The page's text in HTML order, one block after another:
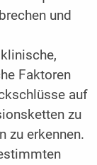
und
Faktoren
auf
zu
zu erkennen.